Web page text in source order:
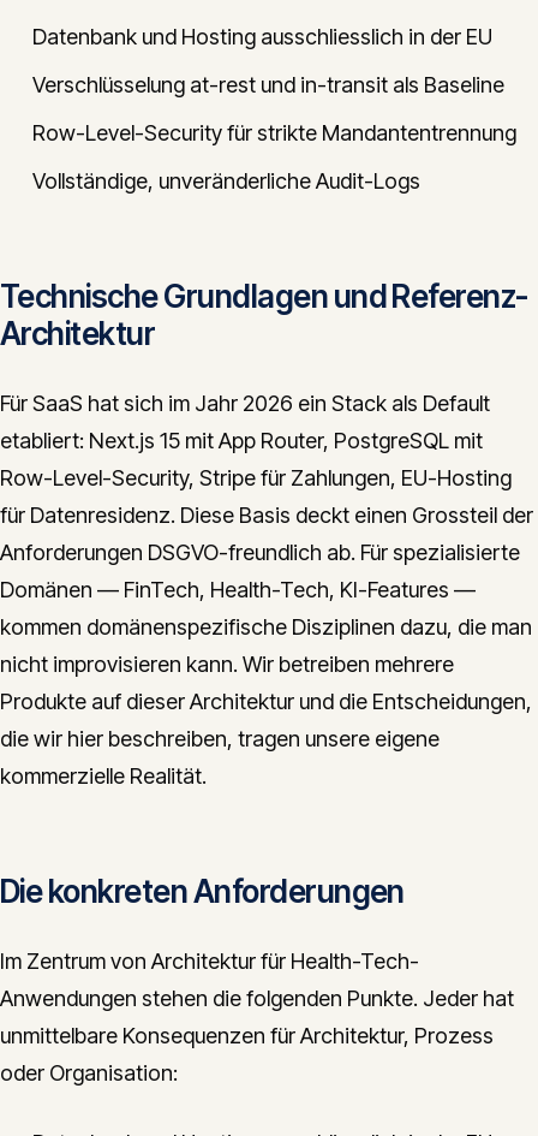
Datenbank und Hosting ausschliesslich in der EU
Verschlüsselung at-rest und in-transit als Baseline
Row-Level-Security für strikte Mandantentrennung
Vollständige, unveränderliche Audit-Logs
Technische Grundlagen und Referenz-
Architektur
Für SaaS hat sich im Jahr 2026 ein Stack als Default
etabliert: Next.js 15 mit App Router, PostgreSQL mit
Row-Level-Security, Stripe für Zahlungen, EU-Hosting
für Datenresidenz. Diese Basis deckt einen Grossteil der
Anforderungen DSGVO-freundlich ab. Für spezialisierte
Domänen — FinTech, Health-Tech, KI-Features —
kommen domänenspezifische Disziplinen dazu, die man
nicht improvisieren kann. Wir betreiben mehrere
Produkte auf dieser Architektur und die Entscheidungen,
die wir hier beschreiben, tragen unsere eigene
kommerzielle Realität.
Die konkreten Anforderungen
Im Zentrum von Architektur für Health-Tech-
Anwendungen stehen die folgenden Punkte. Jeder hat
unmittelbare Konsequenzen für Architektur, Prozess
oder Organisation: